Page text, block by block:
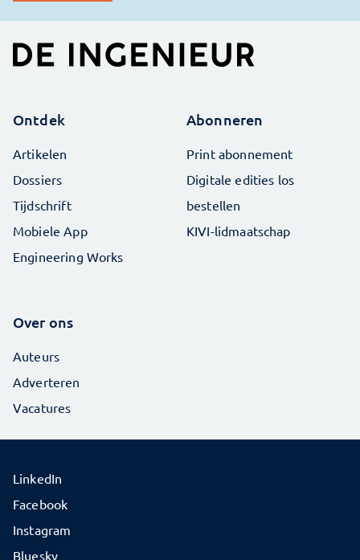
Ontdek
Artikelen
Dossiers
Tijdschrift
Mobiele App
Engineering Works
Abonneren
Print abonnement
Digitale edities los
bestellen
KIVI-lidmaatschap
Over ons
Auteurs
Adverteren
Vacatures
LinkedIn
Facebook
Instagram
Bluesky